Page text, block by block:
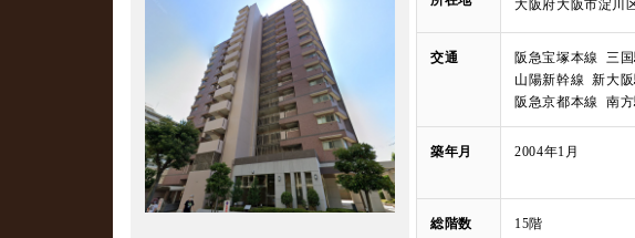
大阪府大阪市淀川
交通
阪急宝塚本線 三
山陽新幹線 新大
阪急京都本線 南
築年月 2004年1月
総階数 15階